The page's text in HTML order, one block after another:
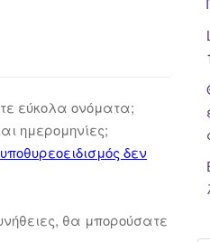
εύκολα ονόματα;
ημερομηνίες;
υποθυρεοειδισμός δεν
θα μπορούσατε